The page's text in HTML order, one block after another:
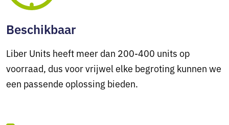
Beschikbaar
Liber Units heeft meer dan 200-400 units op
voorraad, dus voor vrijwel elke begroting kunnen we
een passende oplossing bieden.